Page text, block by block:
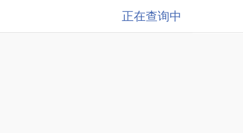
正在查询中